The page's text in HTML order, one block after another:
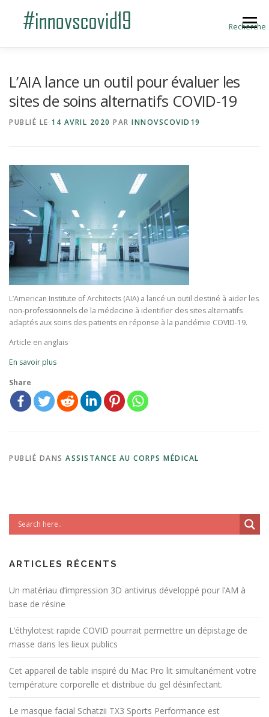
Recherche
Menu
L’AIA lance un outil pour évaluer les
sites de soins alternatifs COVID-19
PUBLIÉ LE 14 AVRIL 2020 PAR INNOVSCOVID19
L’American Institute of Architects (AIA) a lancé un outil destiné à aider les
non-professionnels de la médecine à identifier des sites alternatifs
adaptés aux soins des patients en réponse à la pandémie COVID-19.
Article en anglais
En savoir plus
Share
PUBLIÉ DANS ASSISTANCE AU CORPS MÉDICAL
ARTICLES RÉCENTS
Un matériau d’impression 3D antivirus développé pour l’AM à
base de résine
L’éthylotest rapide COVID pourrait permettre un dépistage de
masse dans les lieux publics
Cet appareil de table inspiré du Mac Pro lit simultanément votre
température corporelle et distribue du gel désinfectant.
Le masque facial Schatzii TX3 Sports Performance est